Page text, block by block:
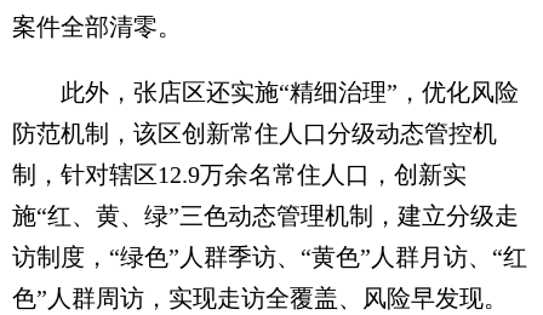
案件全部清零。
此外，张店区还实施“精细治理”，优化风险
防范机制，该区创新常住人口分级动态管控机
制，针对辖区12.9万余名常住人口，创新实
施“红、黄、绿”三色动态管理机制，建立分级走
访制度，“绿色”人群季访、“黄色”人群月访、“红
色”人群周访，实现走访全覆盖、风险早发现。